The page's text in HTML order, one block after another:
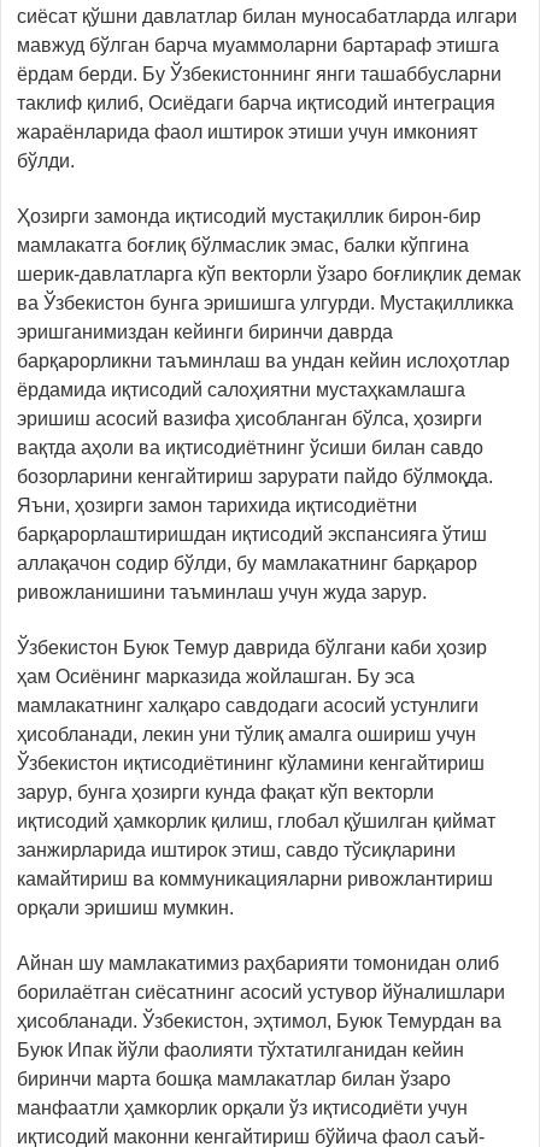
сиёсат қўшни давлатлар билан муносабатларда илгари
мавжуд бўлган барча муаммоларни бартараф этишга
ёрдам берди. Бу Ўзбекистоннинг янги ташаббусларни
таклиф қилиб, Осиёдаги барча иқтисодий интеграция
жараёнларида фаол иштирок этиши учун имконият
бўлди.
Ҳозирги замонда иқтисодий мустақиллик бирон-бир
мамлакатга боғлиқ бўлмаслик эмас, балки кўпгина
шерик-давлатларга кўп векторли ўзаро боғлиқлик демак
ва Ўзбекистон бунга эришишга улгурди. Мустақилликка
эришганимиздан кейинги биринчи даврда
барқарорликни таъминлаш ва ундан кейин ислоҳотлар
ёрдамида иқтисодий салоҳиятни мустаҳкамлашга
эришиш асосий вазифа ҳисобланган бўлса, ҳозирги
вақтда аҳоли ва иқтисодиётнинг ўсиши билан савдо
бозорларини кенгайтириш зарурати пайдо бўлмоқда.
Яъни, ҳозирги замон тарихида иқтисодиётни
барқарорлаштиришдан иқтисодий экспансияга ўтиш
аллақачон содир бўлди, бу мамлакатнинг барқарор
ривожланишини таъминлаш учун жуда зарур.
Ўзбекистон Буюк Темур даврида бўлгани каби ҳозир
ҳам Осиёнинг марказида жойлашган. Бу эса
мамлакатнинг халқаро савдодаги асосий устунлиги
ҳисобланади, лекин уни тўлиқ амалга ошириш учун
Ўзбекистон иқтисодиётининг кўламини кенгайтириш
зарур, бунга ҳозирги кунда фақат кўп векторли
иқтисодий ҳамкорлик қилиш, глобал қўшилган қиймат
занжирларида иштирок этиш, савдо тўсиқларини
камайтириш ва коммуникацияларни ривожлантириш
орқали эришиш мумкин.
Айнан шу мамлакатимиз раҳбарияти томонидан олиб
борилаётган сиёсатнинг асосий устувор йўналишлари
ҳисобланади. Ўзбекистон, эҳтимол, Буюк Темурдан ва
Буюк Ипак йўли фаолияти тўхтатилганидан кейин
биринчи марта бошқа мамлакатлар билан ўзаро
манфаатли ҳамкорлик орқали ўз иқтисодиёти учун
иқтисодий маконни кенгайтириш бўйича фаол саъй-